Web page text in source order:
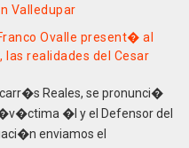
Valledupar
Ovalle present� al
las realidades del Cesar
Reales, se pronunci�
�l y el Defensor del
enviamos el